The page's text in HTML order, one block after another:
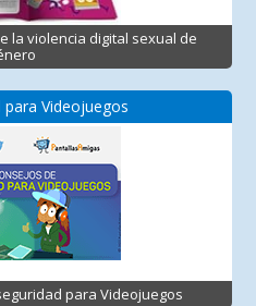
la violencia digital sexual de
para Videojuegos
para Videojuegos